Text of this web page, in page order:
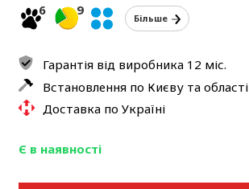
6
9
Більше
Гарантія від виробника 12 міс.
Встановлення по Києву та області
Доставка по Україні
Є в наявності